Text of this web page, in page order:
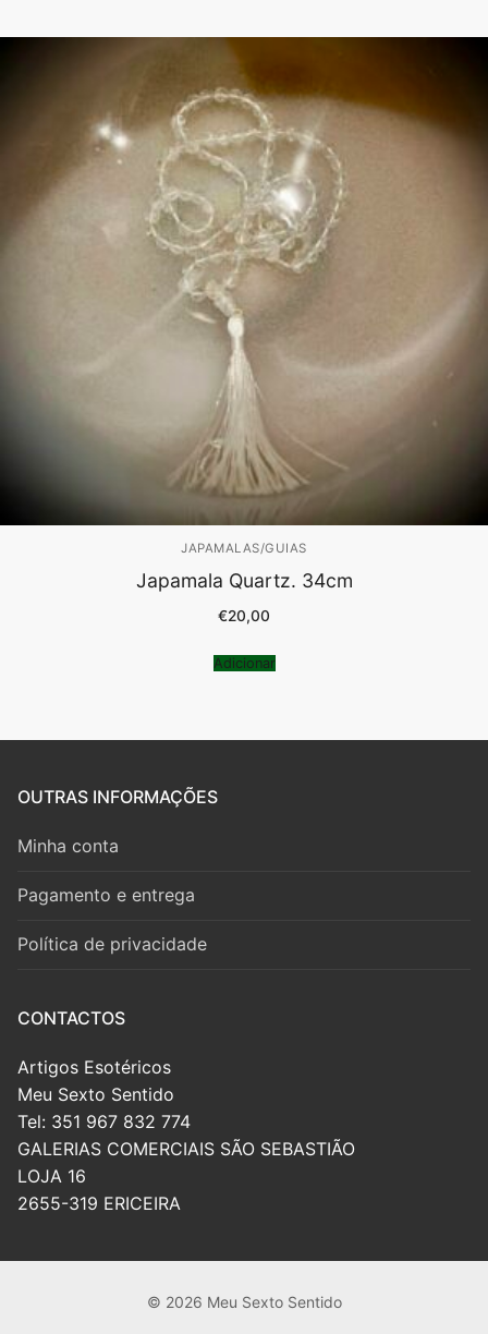
JAPAMALAS/GUIAS
Japamala Quartz. 34cm
€20,00
Adicionar
OUTRAS INFORMAÇÕES
Minha conta
Pagamento e entrega
Política de privacidade
CONTACTOS
Artigos Esotéricos
Meu Sexto Sentido
Tel: 351 967 832 774
GALERIAS COMERCIAIS SÃO SEBASTIÃO
LOJA 16
2655-319 ERICEIRA
© 2026 Meu Sexto Sentido